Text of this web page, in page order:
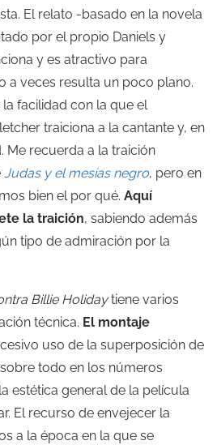
El relato -basado en la novela
por el propio Daniels y
y es atractivo para
a veces resulta un poco plano.
facilidad con la que el
traiciona a la cantante y, en
Me recuerda a la traición
Judas y el mesías negro, pero en
bien el por qué. Aquí
la traición, sabiendo además
tipo de admiración por la
Billie Holidaytiene varios
técnica. El montaje
uso de la superposición de
todo en los números
estética general de la película
El recurso de envejecer la
a la época en la que se